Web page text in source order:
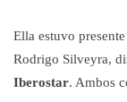
Ella estuvo
Rodrigo Silveyra,
Iberostar. Ambos